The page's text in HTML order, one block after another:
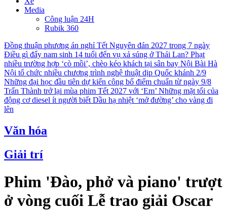
Media
Công luận 24H
Rubik 360
Đồng thuận phương án nghỉ Tết Nguyên đán 2027 trong 7 ngày
Điều gì đẩy nam sinh 14 tuổi đến vụ xả súng ở Thái Lan? Phạt
nhiều trường hợp ‘cò mồi’, chèo kéo khách tại sân bay Nội Bài Hà
Nội tổ chức nhiều chương trình nghệ thuật dịp Quốc khánh 2/9
Những đại học đầu tiên dự kiến công bố điểm chuẩn từ ngày 9/8
Trấn Thành trở lại mùa phim Tết 2027 với ‘Em’ Những mặt tối của
động cơ diesel ít người biếtDầu hạ nhiệt ‘mở đường’ cho vàng đi
lên
Văn hóa
Giải trí
Phim 'Đào, phở và piano' trượt
ở vòng cuối Lễ trao giải Oscar